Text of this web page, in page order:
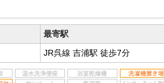
最寄駅
JR呉線 吉浦駅 徒歩7分